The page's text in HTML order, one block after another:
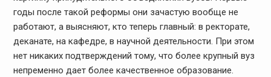
годы после такой реформы они зачастую вообще не
работают, а выясняют, кто теперь главный: в ректорате,
деканате, на кафедре, в научной деятельности. При этом
нет никаких подтверждений тому, что более крупный вуз
непременно дает более качественное образование.